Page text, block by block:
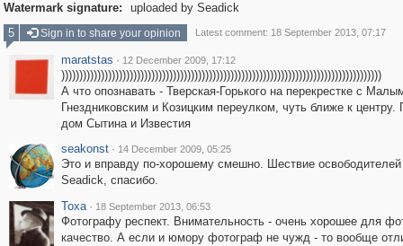
Watermark signature:
uploaded by Seadick
5
Sign in to share your opinion Latest comment: 18 September 2013, 07:17
maratstas · 12 December 2009, 17:12
)))))))))))))))))))))))))))))))))))))))))))))))))))))))))))))))))))))))))))))))))))))))))
А что опознавать - Тверская-Горького на перекрестке с
Гнездниковским и Козицким переулком, чуть ближе к центру.
дом Сытина и Известия
seakonst · 14 December 2009, 05:25
Это и вправду по-хорошему смешно. Шествие освободителей
Seadick, спасибо.
Toxa · 18 September 2013, 06:53
Фотографу респект. Внимательность - очень хорошее для
качество. А если и юмору фотограф не чужд - то вообще